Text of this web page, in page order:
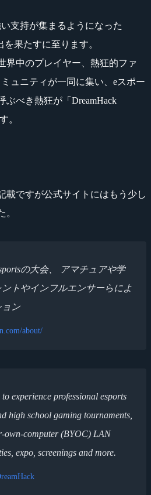
支持が集まるようになった
を果たすに至ります。
界中のプレイヤー、熱狂的ファ
ュニティが一同に集い、eスポー
ぶべき熱狂が「DreamHack
。
載ですが公式サイトにはもう少し
。
の大会、 アマチュアや学
トやインフルエンサーらによ
ョン
about/
experience professional esports
high school gaming tournaments,
own-computer (BYOC) LAN
expo, screenings and more.